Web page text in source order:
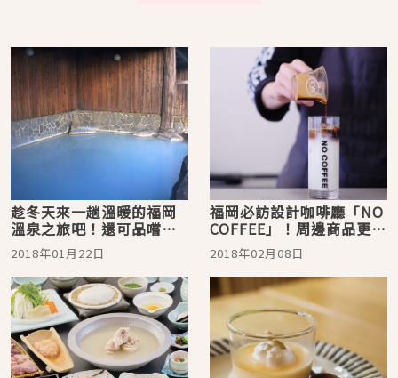
趁冬天來一趟溫暖的福岡
溫泉之旅吧！還可品嚐美
味炭烤料理
2018年01月22日
福岡必訪設計咖啡廳「NO
COFFEE」！周邊商品更是
ig話題
2018年02月08日